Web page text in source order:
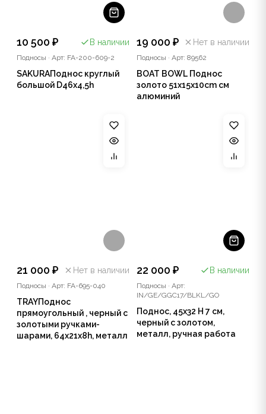
10 500 ₽ В наличии
Подносы · Арт: FA-200-609-2
SAKURAПоднос круглый
большой D46x4,5h
19 000 ₽ Нет в наличии
Подносы · Арт: 89562
BOAT BOWL Поднос
золото 51x15x10cm см
алюминий
21 000 ₽ Нет в наличии
Подносы · Арт: FA-695-040
TRAYПоднос
прямоугольный , черный с
золотыми ручками-
шарами, 64x21x8h, металл
22 000 ₽ В наличии
Подносы · Арт:
IN/GE/GGC17/BLKL/GO
Поднос, 45х32 Н 7 см,
черный с золотом,
металл, ручная работа